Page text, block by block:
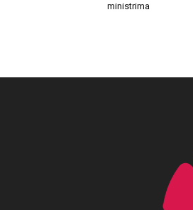
ministrima